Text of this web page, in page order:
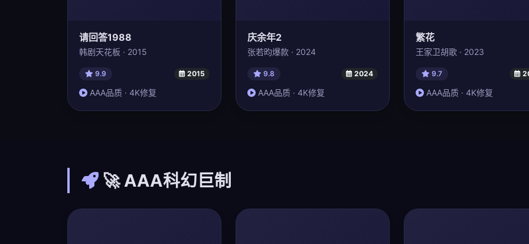
请回答1988
韩剧天花板 · 2015
9.9 2015
AAA品质 · 4K修复
庆余年2
张若昀爆款 · 2024
9.8 2024
AAA品质 · 4K修复
繁花
王家卫胡歌 · 2023
9.7
AAA品质 · 4K修复
🚀 AAA科幻巨制